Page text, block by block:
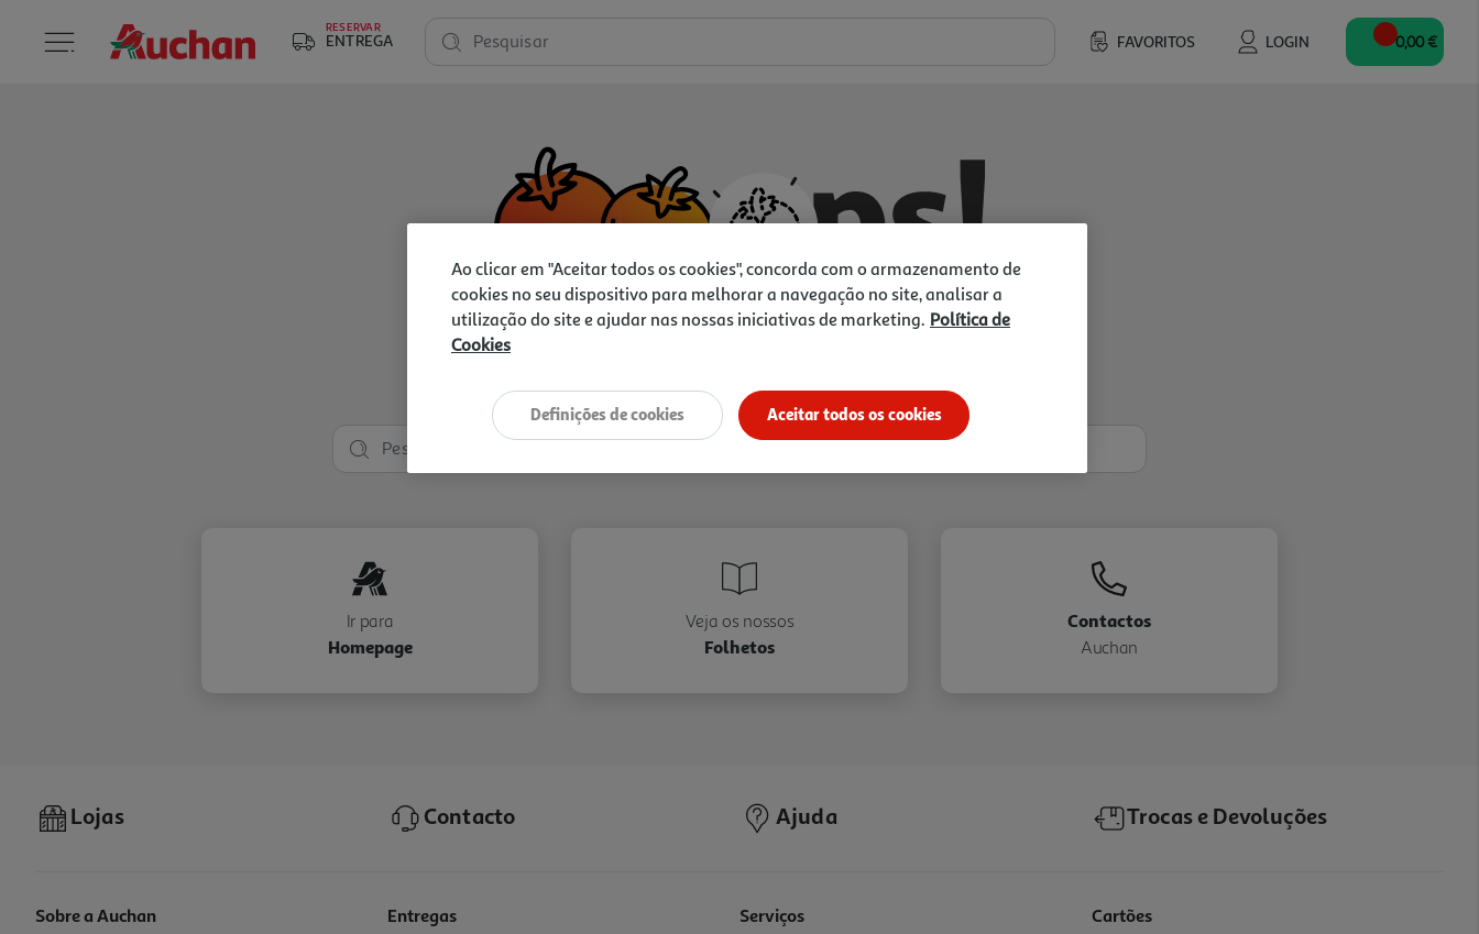
RESERVAR
ENTREGA FAVORITOS LOGIN
Pesquisar 0,00 €
Vamos tentar de novo?
Ir para
Homepage
Veja os nossos
Folhetos
Contactos
Auchan
Lojas Contacto Ajuda Trocas e Devoluções
Sobre a Auchan Entregas Serviços Cartões
Ao clicar em "Aceitar todos os cookies", concorda com o armazenamento de
cookies no seu dispositivo para melhorar a navegação no site, analisar a
utilização do site e ajudar nas nossas iniciativas de marketing. Política de
Cookies
Aceitar todos os cookies
Definições de cookies